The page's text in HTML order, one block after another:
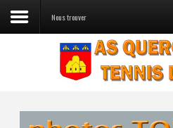
Nous trouver